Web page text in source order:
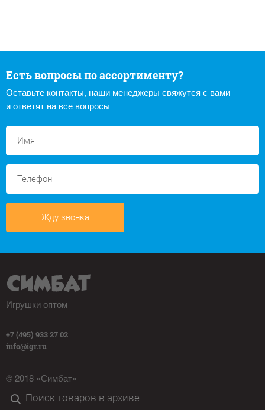
Есть вопросы по ассортименту?
Оставьте контакты, наши менеджеры свяжутся с вами
и ответят на все вопросы
Жду звонка
Игрушки оптом
+7 (495) 933 27 02
info@igr.ru
© 2018 «Симбат»